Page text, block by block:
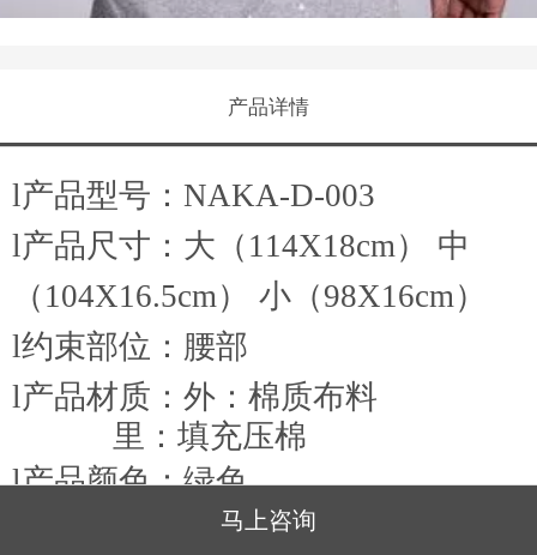
产品详情
l产品型号 ： NAKA-D-003
l产品尺寸 ：大（ 114X18cm ） 中
（ 104X16.5cm ） 小（98X16cm ）
l约束部位 ：腰部
l产品材质：外：棉质布料
里：填充压棉
l产品颜色：绿色
使用人群：长期卧床，中风瘫痪，
马上咨询